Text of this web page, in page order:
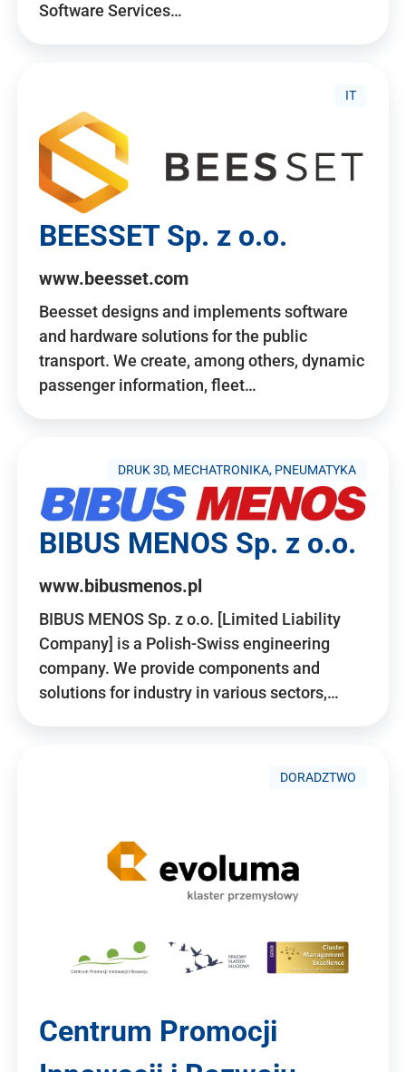
Software Services…
IT
BEESSET Sp. z o.o.
www.beesset.com
Beesset designs and implements software
and hardware solutions for the public
transport. We create, among others, dynamic
passenger information, fleet…
DRUK 3D, MECHATRONIKA, PNEUMATYKA
BIBUS MENOS Sp. z o.o.
www.bibusmenos.pl
BIBUS MENOS Sp. z o.o. [Limited Liability
Company] is a Polish-Swiss engineering
company. We provide components and
solutions for industry in various sectors,…
DORADZTWO
Centrum Promocji